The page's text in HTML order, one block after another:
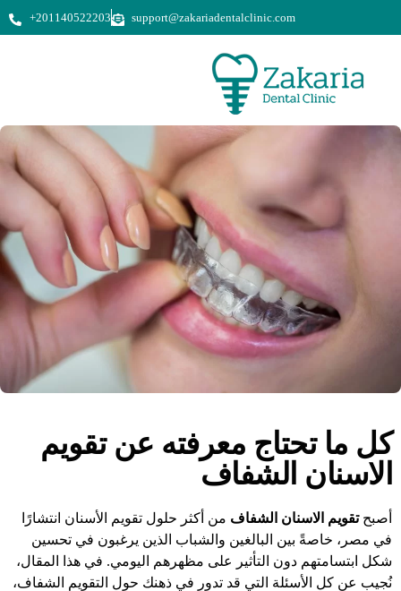
+201140522203 support@zakariadentalclinic.com
كل ما تحتاج معرفته عن تقويم
الاسنان الشفاف
أصبحتقويم الاسنان الشفاف من أكثر حلول تقويم الأسنان انتشارًا
في مصر، خاصةً بين البالغين والشباب الذين يرغبون في تحسين
شكل ابتسامتهم دون التأثير على مظهرهم اليومي. في هذا المقال،
نُجيب عن كل الأسئلة التي قد تدور في ذهنك حول التقويم الشفاف،